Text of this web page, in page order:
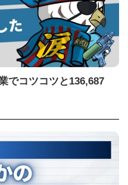
でコツコツと136,687